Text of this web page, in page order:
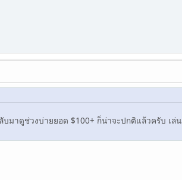
บมาดูช่วงบ่ายยอด $100+ ก็น่าจะปกติแล้วครับ เล่น